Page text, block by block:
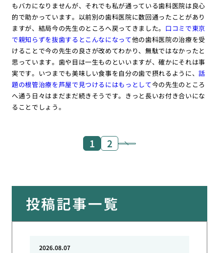
もバカになりませんが、それでも私が通っている歯科医院は良心
的で助かっています。以前別の歯科医院に数回通ったことがあり
ますが、結局今の先生のところへ戻ってきました。 口コミで東京
で親知らずを抜歯するとこんなになって他の歯科医院の治療を受
けることで今の先生の良さが改めてわかり、無駄ではなかったと
思っています。歯や目は一生ものといいますが、確かにそれは事
実です。いつまでも美味しい食事を自分の歯で摂れるように、話
題の根管治療を芦屋で見つけるにはもっとして今の先生のところ
へ通う日々はまだまだ続きそうです。きっと長いお付き合いにな
ることでしょう。
1 2
投稿記事一覧
2026.08.07